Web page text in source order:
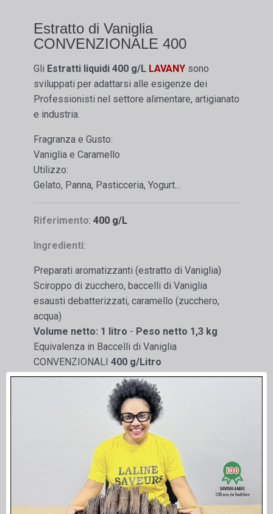
Estratto di Vaniglia
CONVENZIONALE 400
Gli Estratti liquidi 400 g/L LAVANY sono
sviluppati per adattarsi alle esigenze dei
Professionisti nel settore alimentare, artigianato
e industria.
Fragranza e Gusto:
Vaniglia e Caramello
Utilizzo:
Gelato, Panna, Pasticceria, Yogurt...
Riferimento: 400 g/L
Ingredienti:
Preparati aromatizzanti (estratto di Vaniglia)
Sciroppo di zucchero, baccelli di Vaniglia
esausti debatterizzati, caramello (zucchero,
acqua)
Volume netto: 1 litro - Peso netto 1,3 kg
Equivalenza in Baccelli di Vaniglia
CONVENZIONALI 400 g/Litro
Estratto prodotto in Francia per prodotti
Non destinato a essere consumato così com'è.
Uso professionale.
Gli estratti liquidi diVanigliaLAVANY
possono
essere preparatisenza semi.